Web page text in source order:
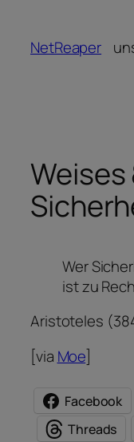
springen
NetReaper
Weises
Wer
ist zu
Aristoteles
[via Moe]
Facebook
Threads